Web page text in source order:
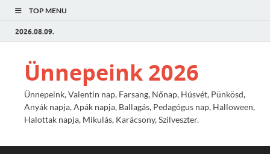
TOP MENU
2026.08.09.
Ünnepeink 2026
Ünnepeink, Valentin nap, Farsang, Nőnap, Húsvét, Pünkösd,
Anyák napja, Apák napja, Ballagás, Pedagógus nap, Halloween,
Halottak napja, Mikulás, Karácsony, Szilveszter.